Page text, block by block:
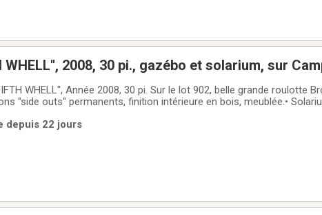
WHELL'', 2008, 30 pi., gazébo et solarium, sur
2008, 30 pi. Sur le lot 902, belle grande roulotte Brookside de
''side outs'' permanents, finition intérieure en bois, meublée.•
depuis 22 jours